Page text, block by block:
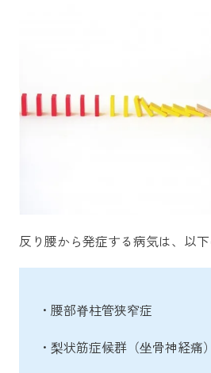
反り腰から発症する病気は、以下
・腰部脊柱管狭窄症
・梨状筋症候群（坐骨神経痛）